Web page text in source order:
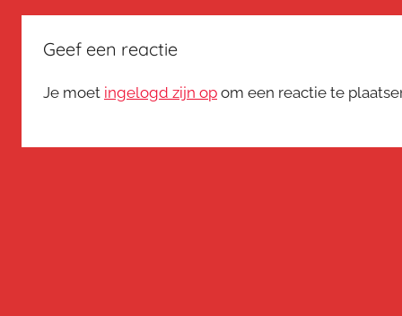
Geef een reactie
Je moet ingelogd zijn op om een reactie te